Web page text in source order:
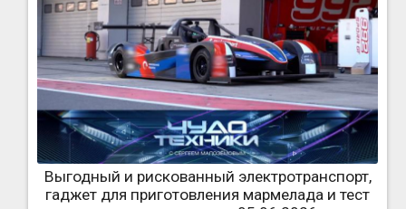
Выгодный и рискованный электротранспорт,
гаджет для приготовления мармелада и тест